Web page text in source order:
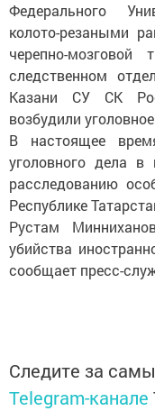
Федерального
колото-резаными
черепно-
следственном
Казани СУ СК
возбудили
В настоящее
уголовного дела в
расследованию
Республике
Рустам
убийства
сообщает пресс-
Следите за
Telegram-канале